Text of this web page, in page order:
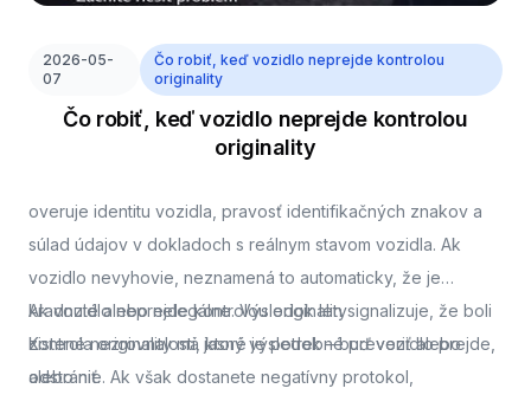
2026-05-
07
Čo robiť, keď vozidlo neprejde kontrolou
originality
Čo robiť, keď vozidlo neprejde kontrolou
originality
overuje identitu vozidla, pravosť identifikačných znakov a
súlad údajov v dokladoch s reálnym stavom vozidla. Ak
vozidlo nevyhovie, neznamená to automaticky, že je
kradnuté alebo nelegálne. Výsledok len signalizuje, že boli
zistené nezrovnalosti, ktoré je potrebné preveriť alebo
odstrániť.
Ak vozidlo neprejde kontrolou originality
Kontrola originality má jasný výsledok – buď vozidlo prejde,
alebo nie. Ak však dostanete negatívny protokol,